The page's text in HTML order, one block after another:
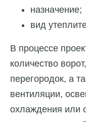
назначение;
вид
В процессе
количество
перегородок, а
вентиляции,
охлаждения или